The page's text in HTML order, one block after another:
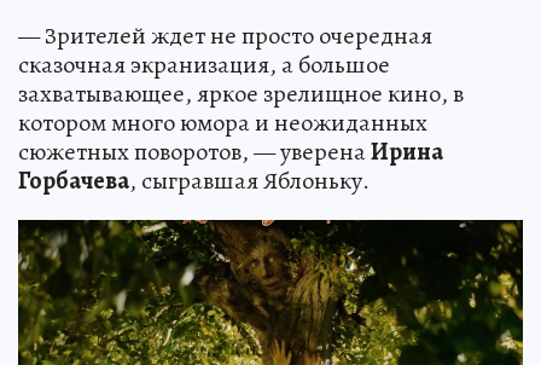
— Зрителей ждет не просто очередная
сказочная экранизация, а большое
захватывающее, яркое зрелищное кино, в
котором много юмора и неожиданных
сюжетных поворотов, — уверенаИрина
Горбачева, сыгравшая Яблоньку.